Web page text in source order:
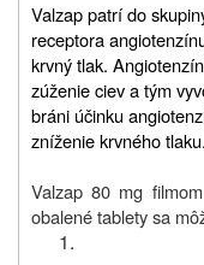
Valzap patrí do
receptora
krvný tlak.
zúženie ciev a tým
bráni účinku
zníženie krvného tlaku.
Valzap 80 mg
obalené tablety sa